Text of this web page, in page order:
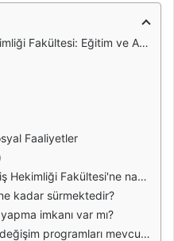
Eğitim ve Araştırma Olanakları
Faaliyetler
Fakültesi'ne nasıl başvurabilirim?
kadar sürmektedir?
imkanı var mı?
programları mevcut mu?